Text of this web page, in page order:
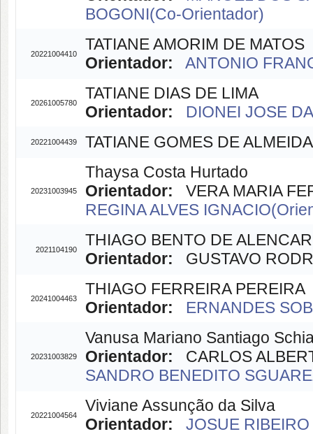
BOGONI(Co-Orientador)
20221004410
TATIANE AMORIM DE MATOS
Orientador:
ANTONIO
20261005780
TATIANE DIAS DE LIMA
Orientador:
DIONEI JOSE
20221004439 TATIANE GOMES DE ALMEIDA
20231003945
Thaysa Costa Hurtado
Orientador: VERA MARIA
REGINA ALVES
2021104190
THIAGO BENTO DE ALENCAR
Orientador: GUSTAVO
20241004463
THIAGO FERREIRA PEREIRA
Orientador:
ERNANDES
20231003829
Vanusa Mariano Santiago
Orientador: CARLOS
SANDRO BENEDITO
20221004564
Viviane Assunção da Silva
Orientador:
JOSUE